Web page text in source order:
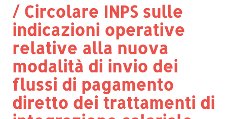
/ Circolare INPS sulle
indicazioni operative
relative alla nuova
modalità di invio dei
flussi di pagamento
diretto dei trattamenti di